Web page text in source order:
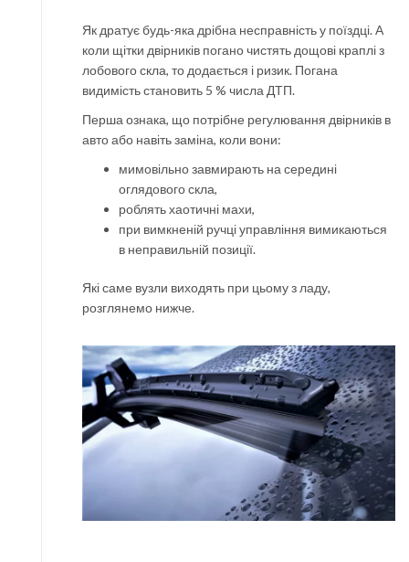
Як дратує будь-яка дрібна несправність у поїздці. А
коли щітки двірників погано чистять дощові краплі з
лобового скла, то додається і ризик. Погана
видимість становить 5 % числа ДТП.
Перша ознака, що потрібне регулювання двірників в
авто або навіть заміна, коли вони:
мимовільно завмирають на середині
оглядового скла,
роблять хаотичні махи,
при вимкненій ручці управління вимикаються
в неправильній позиції.
Які саме вузли виходять при цьому з ладу,
розглянемо нижче.